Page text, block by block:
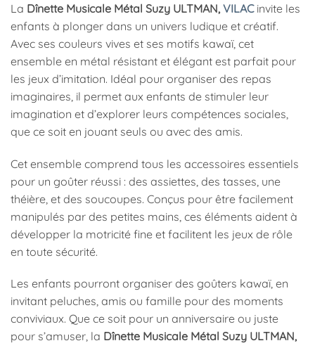
La Dînette Musicale Métal Suzy ULTMAN, VILACinvite les
enfants à plonger dans un univers ludique et créatif.
Avec ses couleurs vives et ses motifs kawaï, cet
ensemble en métal résistant et élégant est parfait pour
les jeux d’imitation. Idéal pour organiser des repas
imaginaires, il permet aux enfants de stimuler leur
imagination et d’explorer leurs compétences sociales,
que ce soit en jouant seuls ou avec des amis.
Cet ensemble comprend tous les accessoires essentiels
pour un goûter réussi : des assiettes, des tasses, une
théière, et des soucoupes. Conçus pour être facilement
manipulés par des petites mains, ces éléments aident à
développer la motricité fine et facilitent les jeux de rôle
en toute sécurité.
Les enfants pourront organiser des goûters kawaï, en
invitant peluches, amis ou famille pour des moments
conviviaux. Que ce soit pour un anniversaire ou juste
pour s’amuser, la Dînette Musicale Métal Suzy ULTMAN,